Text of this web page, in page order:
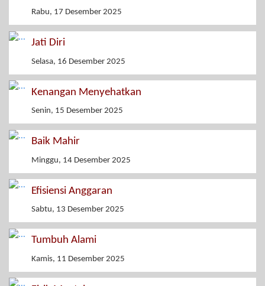
Rabu, 17 Desember 2025
Jati Diri
Selasa, 16 Desember 2025
Kenangan Menyehatkan
Senin, 15 Desember 2025
Baik Mahir
Minggu, 14 Desember 2025
Efisiensi Anggaran
Sabtu, 13 Desember 2025
Tumbuh Alami
Kamis, 11 Desember 2025